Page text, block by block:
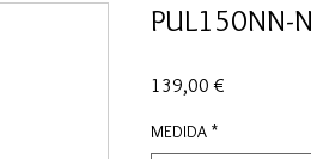
PUL150NN-
139,00 €
MEDIDA *